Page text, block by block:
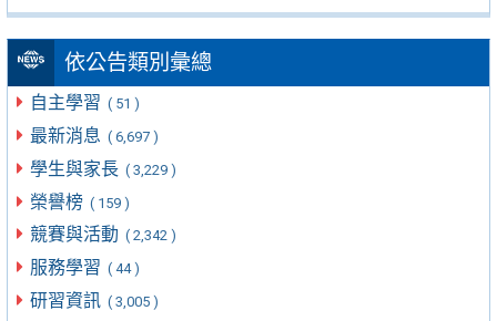
依公告類別彙總
自主學習 ( 51 )
最新消息 ( 6,697 )
學生與家長 ( 3,229 )
榮譽榜 ( 159 )
競賽與活動 ( 2,342 )
服務學習 ( 44 )
研習資訊 ( 3,005 )